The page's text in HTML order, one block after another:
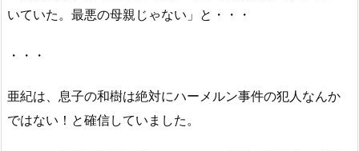
いていた。最悪の母親じゃない」と・・・
・・・
亜紀は、息子の和樹は絶対にハーメルン事件の犯人なんか
ではない！と確信していました。